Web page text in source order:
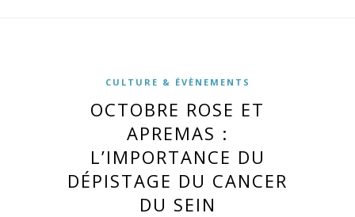
CULTURE & ÉVÈNEMENTS
OCTOBRE ROSE ET
APREMAS :
L’IMPORTANCE DU
DÉPISTAGE DU CANCER
DU SEIN